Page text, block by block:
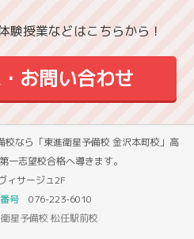
験授業などはこちらから！
お問い合わせ
校なら「東進衛星予備校 金沢本町校」高
一志望校合格へ導きます。
ィサージュ2F
号 076-223-6010
星予備校 松任駅前校